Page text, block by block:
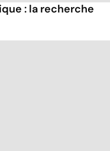
: la recherche